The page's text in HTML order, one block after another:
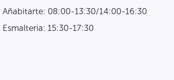
Añabitarte: 08:00-13:30/14:00-16:30
Esmalteria: 15:30-17:30